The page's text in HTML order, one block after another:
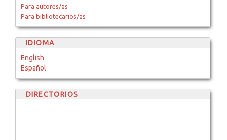
Para autores/as
Para bibliotecarios/as
IDIOMA
English
Español
DIRECTORIOS